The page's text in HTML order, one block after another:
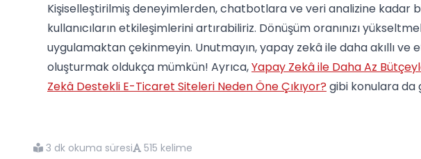
Kişiselleştirilmiş deneyimlerden, chatbotlara ve veri analizine kadar
kullanıcıların etkileşimlerini artırabiliriz. Dönüşüm oranınızı
uygulamaktan çekinmeyin. Unutmayın, yapay zekâ ile daha akıllı ve
oluşturmak oldukça mümkün! Ayrıca,Yapay Zekâ ile Daha Az
Zekâ Destekli E-Ticaret Siteleri Neden Öne Çıkıyor? gibi konulara da
3 dk okuma süresi 515 kelime